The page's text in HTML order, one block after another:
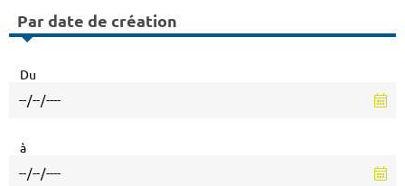
Par date de création
Du
à